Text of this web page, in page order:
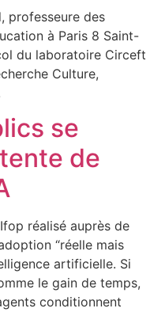
professeure des
à Paris 8 Saint-
du laboratoire Circeft
Culture,
se
de
réalisé auprès de
“réelle mais
artificielle. Si
le gain de temps,
conditionnent